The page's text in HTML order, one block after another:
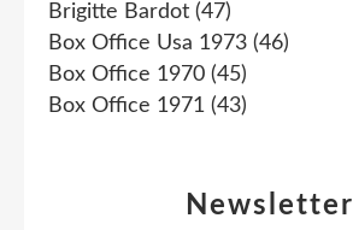
Newsletter
Brigitte Bardot (47)
Box Office Usa 1973 (46)
Box Office 1970 (45)
Box Office 1971 (43)